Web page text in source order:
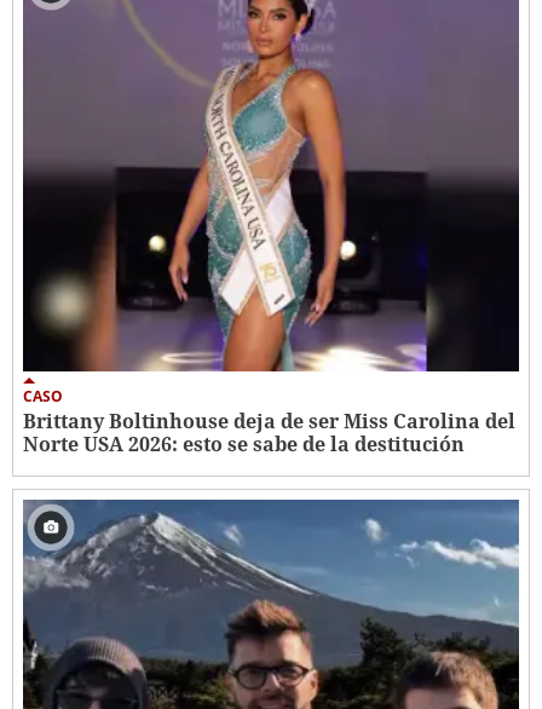
CASO
Brittany Boltinhouse deja de ser Miss Carolina del
Norte USA 2026: esto se sabe de la destitución